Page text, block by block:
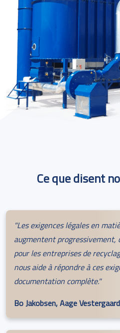
Ce que disent
"Les exigences légales en
augmentent progressivement,
pour les entreprises de
nous aide à répondre à ces
documentation complète."
Bo Jakobsen, Aage